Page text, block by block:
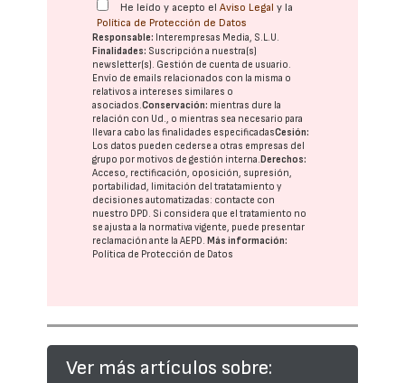
He leído y acepto elAviso Legal y la
Política de Protección de Datos
Responsable: Interempresas Media, S.L.U.
Finalidades: Suscripción a nuestra(s)
newsletter(s). Gestión de cuenta de usuario.
Envío de emails relacionados con la misma o
relativos a intereses similares o
asociados.Conservación: mientras dure la
relación con Ud., o mientras sea necesario para
llevar a cabo las finalidades especificadasCesión:
Los datos pueden cederse a otras empresas del
grupo por motivos de gestión interna.Derechos:
Acceso, rectificación, oposición, supresión,
portabilidad, limitación del tratatamiento y
decisiones automatizadas: contacte con
nuestro DPD. Si considera que el tratamiento no
se ajusta a la normativa vigente, puede presentar
reclamación ante laAEPD.Más información:
Política de Protección de Datos
Ver más artículos sobre: